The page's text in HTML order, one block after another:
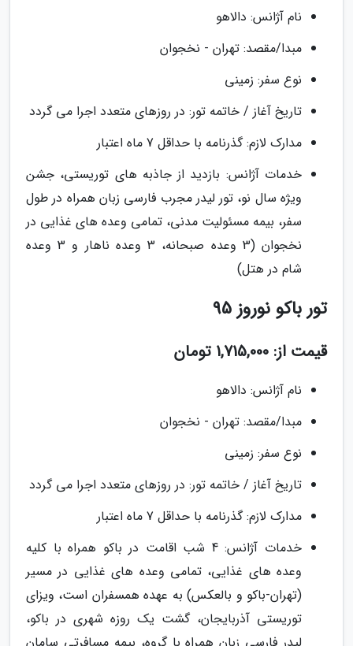
نام آژانس: دالاهو
مبدا/مقصد: تهران - نخجوان
نوع سفر: زمینی
تاریخ آغاز / خاتمه تور: در روزهای متعدد اجرا می گردد
مدارک لازم: گذرنامه با حداقل 7 ماه اعتبار
خدمات آژانس: بازدید از جاذبه های توریستی، جشن
ویژه سال نو، تور لیدر مجرب فارسی زبان همراه در طول
سفر، بیمه مسئولیت مدنی، تمامی وعده های غذایی در
نخجوان (3 وعده صبحانه، 3 وعده ناهار و 3 وعده
شام در هتل)
تور باکو نوروز 95
قیمت از: 1,715,000 تومان
نام آژانس: دالاهو
مبدا/مقصد: تهران - نخجوان
نوع سفر: زمینی
تاریخ آغاز / خاتمه تور: در روزهای متعدد اجرا می گردد
مدارک لازم: گذرنامه با حداقل 7 ماه اعتبار
خدمات آژانس: 4 شب اقامت در باکو همراه با کلیه
وعده های غذایی، تمامی وعده های غذایی در مسیر
(تهران-باکو و بالعکس) به عهده همسفران است، ویزای
توریستی آذربایجان، گشت یک روزه شهری در باکو،